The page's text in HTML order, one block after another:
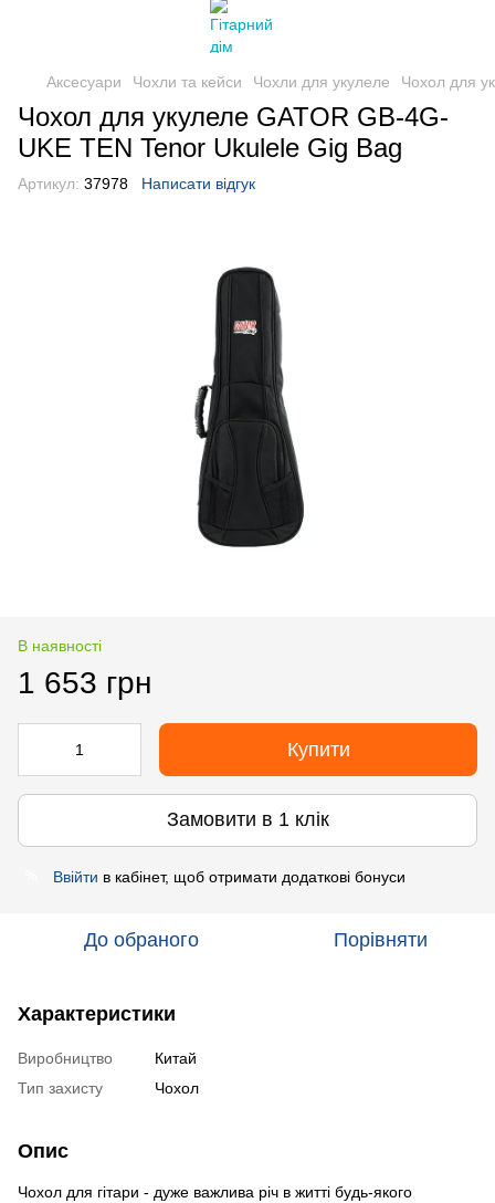
Аксесуари Чохли та кейси Чохли для укулеле Чохол для
Чохол для укулеле GATOR GB-4G-
UKE TEN Tenor Ukulele Gig Bag
Артикул: 37978 Написати відгук
В наявності
1 653 грн
Купити
Замовити в 1 клік
Ввійти в кабінет, щоб отримати додаткові бонуси
До обраного Порівняти
Характеристики
Виробництво
Китай
Тип захисту
Чохол
Опис
Чохол для гітари - дуже важлива річ в житті будь-якого